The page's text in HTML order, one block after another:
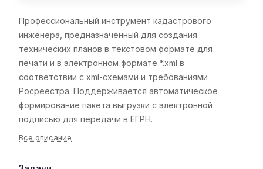
Профессиональный инструмент кадастрового
инженера, предназначенный для создания
технических планов в текстовом формате для
печати и в электронном формате *.xml в
соответствии с xml-схемами и требованиями
Росреестра. Поддерживается автоматическое
формирование пакета выгрузки с электронной
подписью для передачи в ЕГРН.
Все описание